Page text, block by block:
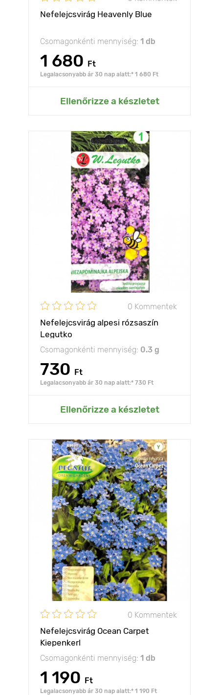
Nefelejcsvirág Heavenly Blue
Csomagonkénti mennyiség: 1 db
1 680 Ft
Legalacsonyabb ár 30 nap alatt:* 1 680 Ft
Ellenőrizze a készletet
0 Kommentek
Nefelejcsvirág alpesi rózsaszín
Legutko
Csomagonkénti mennyiség: 0.3 g
730 Ft
Legalacsonyabb ár 30 nap alatt:* 730 Ft
Ellenőrizze a készletet
0 Kommentek
Nefelejcsvirág Ocean Carpet
Kiepenkerl
Csomagonkénti mennyiség: 1 db
1 190 Ft
Legalacsonyabb ár 30 nap alatt:* 1 190 Ft